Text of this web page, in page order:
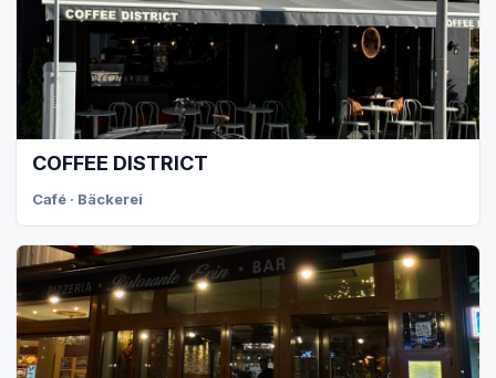
COFFEE DISTRICT
Café · Bäckerei